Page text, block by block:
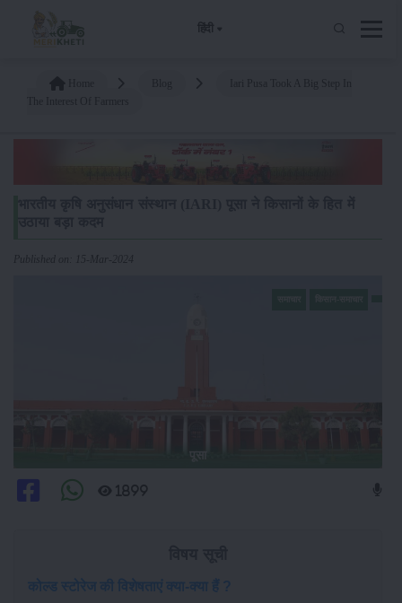
हिंदी
Published on: 15-Mar-2024
पूसा
1899
कोल्ड स्टोरेज की विशेषताएं क्या-क्या हैं ?